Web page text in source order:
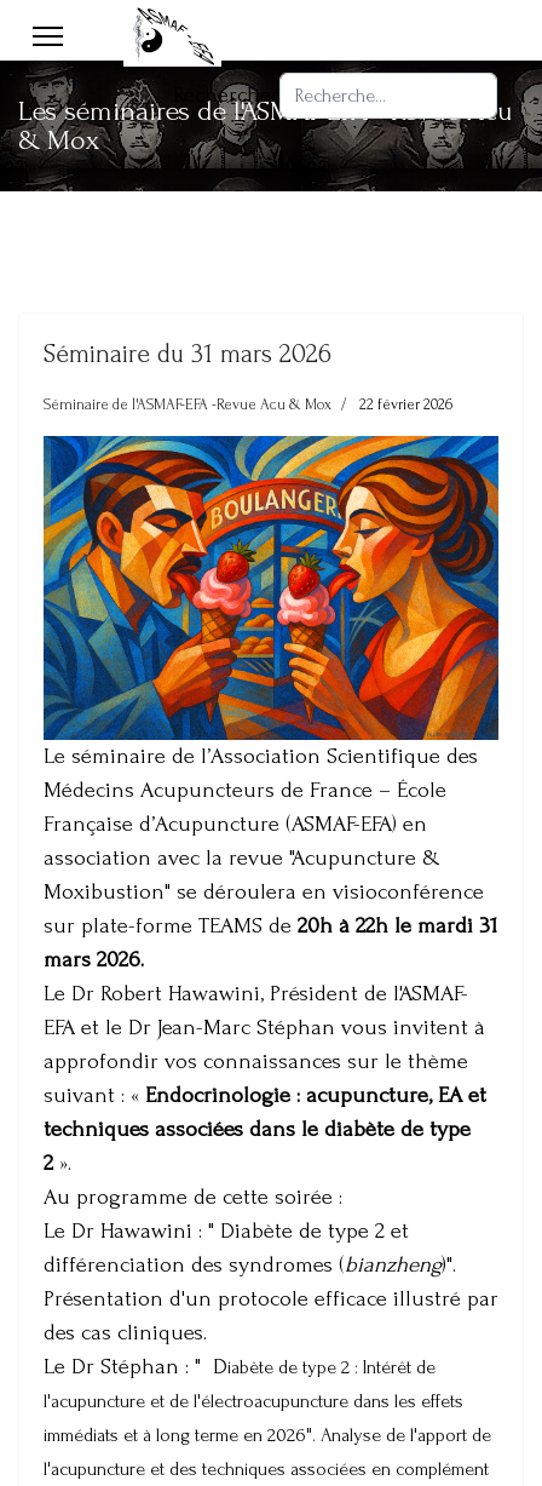
Rechercher
Les séminaires de l'ASMAF-EFA - Revue Acu
& Mox
Séminaire du 31 mars 2026
Séminaire de l'ASMAF-EFA -Revue Acu & Mox 22 février 2026
Le séminaire de l’Association Scientifique des
Médecins Acupuncteurs de France – École
Française d’Acupuncture (ASMAF-EFA) en
association avec la revue "Acupuncture &
Moxibustion" se déroulera en visioconférence
sur plate-forme TEAMS de 20h à 22h le mardi 31
mars 2026.
Le Dr Robert Hawawini, Président de l'ASMAF-
EFA et le Dr Jean-Marc Stéphan vous invitent à
approfondir vos connaissances sur le thème
suivant : « Endocrinologie : acupuncture, EA et
techniques associées dans le diabète de type
2 ».
Au programme de cette soirée :
Le Dr Hawawini : " Diabète de type 2 et
différenciation des syndromes (bianzheng)".
Présentation d'un protocole efficace illustré par
des cas cliniques.
Le Dr Stéphan : " Diabète de type 2 : Intérêt de
l'acupuncture et de l'électroacupuncture dans les effets
immédiats et à long terme en 2026". Analyse de l'apport de
l'acupuncture et des techniques associées en complément